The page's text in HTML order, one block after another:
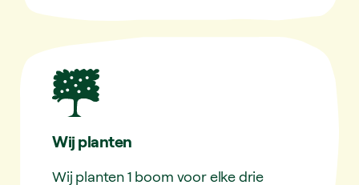
Wij planten
Wij planten 1 boom voor elke drie